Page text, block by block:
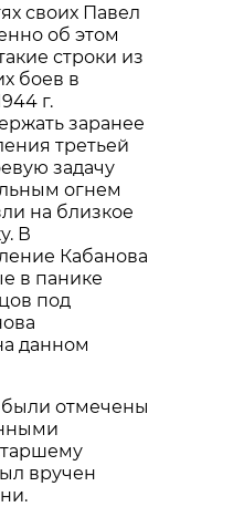
своих Павел
об этом
строки из
боев в
г.
заранее
третьей
задачу
огнем
на близкое
В
Кабанова
в панике
под
данном
отмечены
вручен